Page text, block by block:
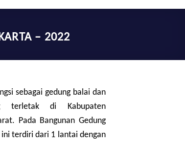
– 2022
sebagai gedung balai dan
terletak di Kabupaten
Pada Bangunan Gedung
terdiri dari 1 lantai dengan